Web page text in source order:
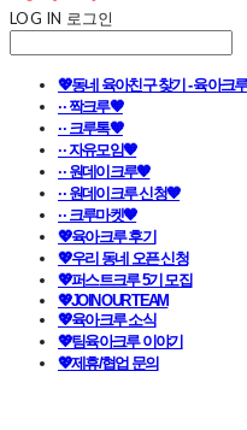
LOG IN 로그인
💖동네 육아친구 찾기 - 육아크루
· · 짝크루🧡
· · 크루톡🧡
· · 자유모임🧡
· · 원데이크루🧡
· · 원데이크루 신청🧡
· · 크루마켓🧡
💖육아크루 후기
💖우리 동네 오픈 신청
💖퍼스트크루 5기 모집
💖JOIN OUR TEAM
💖육아크루 소식
💖팀육아크루 이야기
💖제휴/협업 문의